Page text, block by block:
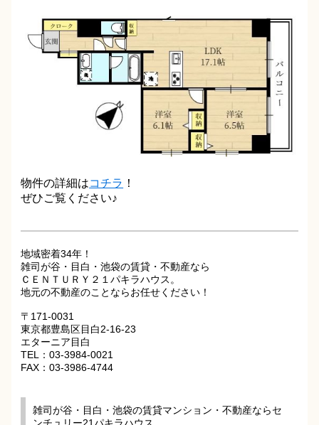
物件の詳細はコチラ ！
ぜひご覧ください♪
地域密着34年！
雑司が谷・目白・池袋の賃貸・不動産なら
ＣＥＮＴＵＲＹ２１パキラハウス。
地元の不動産のことならお任せください！
〒171-0031
東京都豊島区目白2-16-23
エターニア目白
TEL：03-3984-0021
FAX：03-3986-4744
雑司が谷・目白・池袋の賃貸マンション・不動産ならセ
ンチュリー21パキラハウス